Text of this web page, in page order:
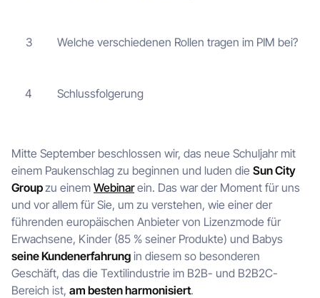
3 Welche verschiedenen Rollen tragen im PIM bei?
4 Schlussfolgerung
Mitte September beschlossen wir, das neue Schuljahr mit
einem Paukenschlag zu beginnen und luden die Sun City
Groupzu einem Webinarein. Das war der Moment für uns
und vor allem für Sie, um zu verstehen, wie einer der
führenden europäischen Anbieter von Lizenzmode für
Erwachsene, Kinder (85 % seiner Produkte) und Babys
seine Kundenerfahrung in diesem so besonderen
Geschäft, das die Textilindustrie im B2B- und B2B2C-
Bereich ist, am besten harmonisiert.